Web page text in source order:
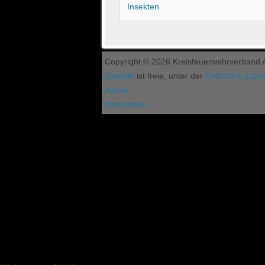
Insekten
Copyright © 2026 Kreisfeuerwehrverband
Joomla! ist freie, unter der GNU/GPL-
Admin
Impressum